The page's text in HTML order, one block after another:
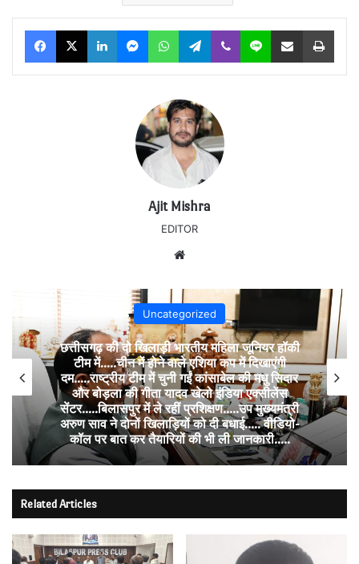
Facebook
X LinkedInMessengerWhatsAppTelegram
Viber Line Share via Email Print
Ajit Mishra
EDITOR
Uncategorized
छत्तीसगढ़ की दो खिलाड़ी भारतीय महिला जूनियर हॉकी
टीम में…..चीन में होने वाले एशिया कप में दिखाएंगी
दम…..राष्ट्रीय टीम में चुनी गईं कांसाबेल की मधु सिदार
और बोड़ला की गीता यादव खेलो इंडिया एक्सीलेंस
सेंटर…..बिलासपुर में ले रहीं प्रशिक्षण…..उप मुख्यमंत्री
अरुण साव ने दोनों खिलाड़ियों को दी बधाई….. वीडियो-
कॉल पर बात कर तैयारियों की भी ली जानकारी…..
Related Articles